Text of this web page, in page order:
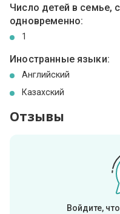
Число детей в семье,
одновременно:
1
Иностранные языки:
Английский
Казахский
Отзывы
Войдите,